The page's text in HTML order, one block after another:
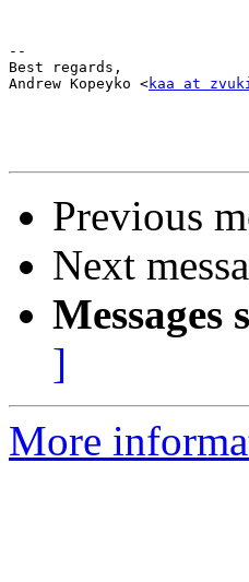
--
Best regards,
Andrew Kopeyko <kaa at
Previous
Next
Messages
]
More